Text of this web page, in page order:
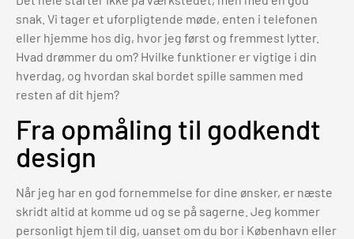
snak. Vi tager et uforpligtende møde, enten i telefonen
eller hjemme hos dig, hvor jeg først og fremmest lytter.
Hvad drømmer du om? Hvilke funktioner er vigtige i din
hverdag, og hvordan skal bordet spille sammen med
resten af dit hjem?
Fra opmåling til godkendt
design
Når jeg har en god fornemmelse for dine ønsker, er næste
skridt altid at komme ud og se på sagerne. Jeg kommer
personligt hjem til dig, uanset om du bor i København eller